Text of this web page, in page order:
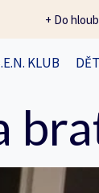
+ Do
KLUB